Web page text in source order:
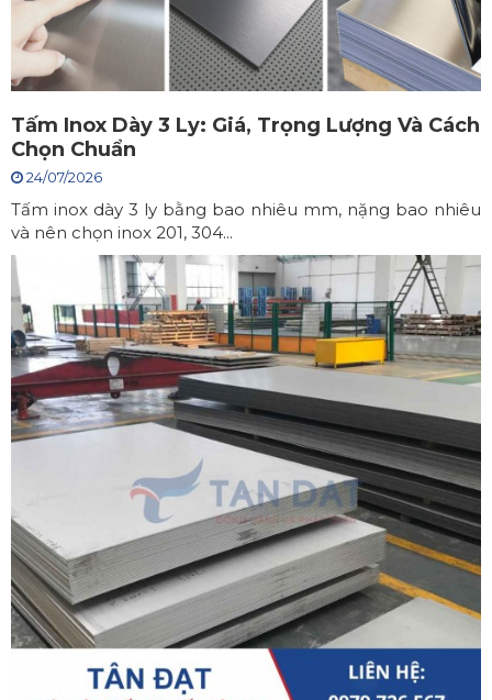
Tấm Inox Dày 3 Ly: Giá, Trọng Lượng Và Cách
Chọn Chuẩn
24/07/2026
Tấm inox dày 3 ly bằng bao nhiêu mm, nặng bao nhiêu
và nên chọn inox 201, 304...